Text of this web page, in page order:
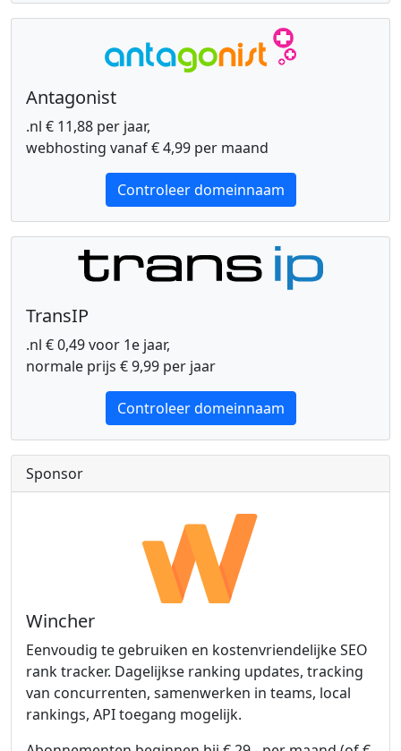
Antagonist
.nl € 11,88 per jaar,
webhosting vanaf € 4,99 per maand
Controleer domeinnaam
TransIP
.nl € 0,49 voor 1e jaar,
normale prijs € 9,99 per jaar
Controleer domeinnaam
Sponsor
Wincher
Eenvoudig te gebruiken en kostenvriendelijke SEO
rank tracker. Dagelijkse ranking updates, tracking
van concurrenten, samenwerken in teams, local
rankings, API toegang mogelijk.